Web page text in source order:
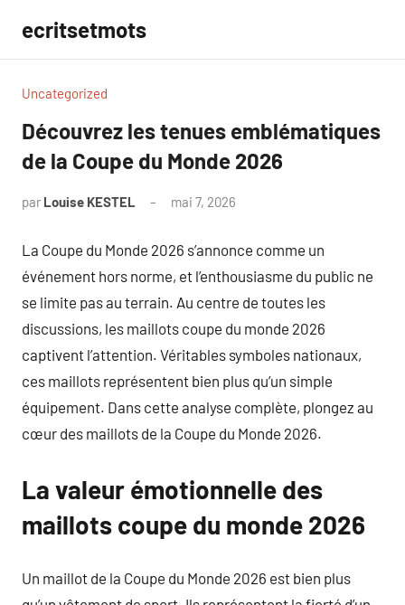
contenu
ecritsetmots
Uncategorized
Découvrez les tenues emblématiques
de la Coupe du Monde 2026
par Louise KESTEL mai 7, 2026
La Coupe du Monde 2026 s’annonce comme un
événement hors norme, et l’enthousiasme du public ne
se limite pas au terrain. Au centre de toutes les
discussions, les maillots coupe du monde 2026
captivent l’attention. Véritables symboles nationaux,
ces maillots représentent bien plus qu’un simple
équipement. Dans cette analyse complète, plongez au
cœur des maillots de la Coupe du Monde 2026.
La valeur émotionnelle des
maillots coupe du monde 2026
Un maillot de la Coupe du Monde 2026 est bien plus